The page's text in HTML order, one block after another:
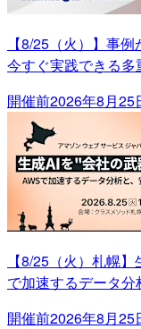
【8/25（火）】事
今すぐ実践できる多
開催前2026年8月25
【8/25（火）札幌
で加速するデータ
開催前2026年8月25